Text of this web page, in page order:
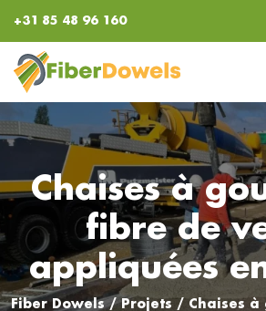
Aller
contenu
+31 85 48 96 160
Chaises à
fibre de
appliquées
Fiber Dowels /Projets / Chaises à